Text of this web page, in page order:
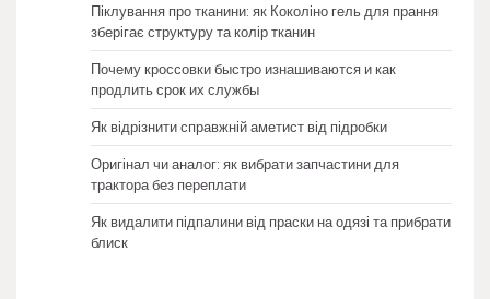
Піклування про тканини: як Коколіно гель для прання
зберігає структуру та колір тканин
Почему кроссовки быстро изнашиваются и как
продлить срок их службы
Як відрізнити справжній аметист від підробки
Оригінал чи аналог: як вибрати запчастини для
трактора без переплати
Як видалити підпалини від праски на одязі та прибрати
блиск